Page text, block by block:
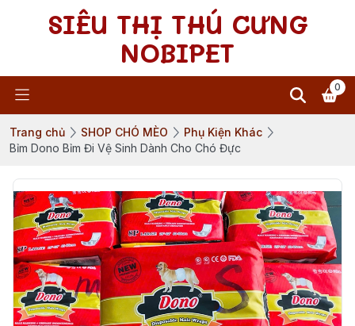
SIÊU THỊ THÚ CƯNG
NOBIPET
0
Trang chủ SHOP CHÓ MÈO
Phụ Kiện Khác
Bỉm Dono Bỉm Đi Vệ Sinh Dành Cho Chó Đực